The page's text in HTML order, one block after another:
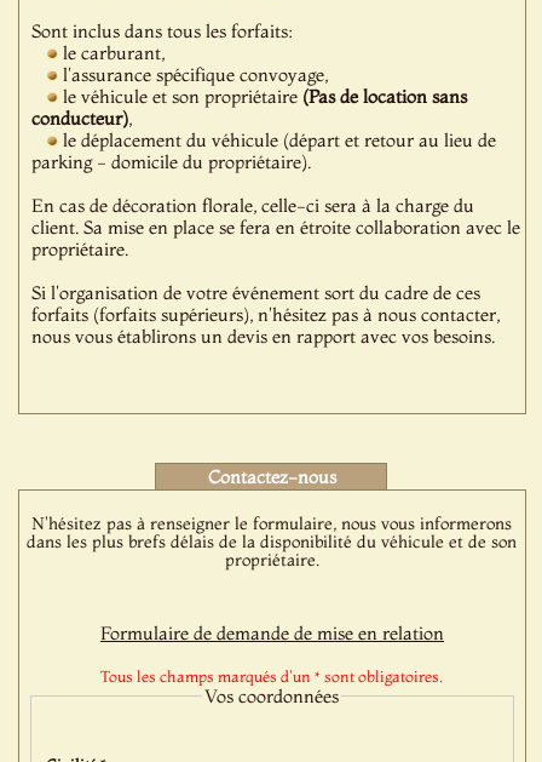
Sont inclus dans tous les forfaits:
le carburant,
l'assurance spécifique convoyage,
le véhicule et son propriétaire (Pas de location sans
conducteur),
le déplacement du véhicule (départ et retour au lieu de
parking - domicile du propriétaire).
En cas de décoration florale, celle-ci sera à la charge du
client. Sa mise en place se fera en étroite collaboration avec le
propriétaire.
Si l'organisation de votre événement sort du cadre de ces
forfaits (forfaits supérieurs), n'hésitez pas à nous contacter,
nous vous établirons un devis en rapport avec vos besoins.
Contactez-nous
N'hésitez pas à renseigner le formulaire, nous vous informerons
dans les plus brefs délais de la disponibilité du véhicule et de son
propriétaire.
Formulaire de demande de mise en relation
Tous les champs marqués d'un * sont obligatoires.
Vos coordonnées